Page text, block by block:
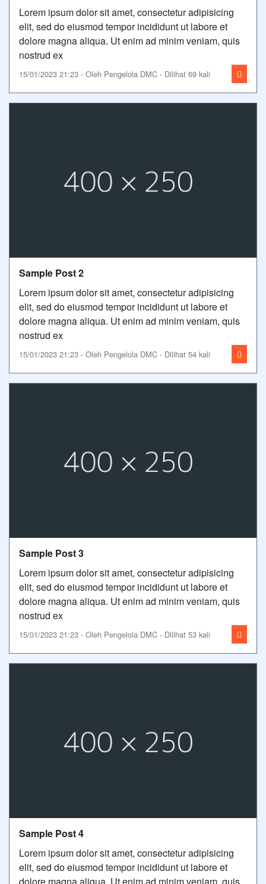
Lorem ipsum dolor sit amet, consectetur adipisicing
elit, sed do eiusmod tempor incididunt ut labore et
dolore magna aliqua. Ut enim ad minim veniam, quis
nostrud ex
15/01/2023 21:23 - Oleh Pengelola DMC - Dilihat 69 kali
Sample Post 2
Lorem ipsum dolor sit amet, consectetur adipisicing
elit, sed do eiusmod tempor incididunt ut labore et
dolore magna aliqua. Ut enim ad minim veniam, quis
nostrud ex
15/01/2023 21:23 - Oleh Pengelola DMC - Dilihat 54 kali
Sample Post 3
Lorem ipsum dolor sit amet, consectetur adipisicing
elit, sed do eiusmod tempor incididunt ut labore et
dolore magna aliqua. Ut enim ad minim veniam, quis
nostrud ex
15/01/2023 21:23 - Oleh Pengelola DMC - Dilihat 53 kali
Sample Post 4
Lorem ipsum dolor sit amet, consectetur adipisicing
elit, sed do eiusmod tempor incididunt ut labore et